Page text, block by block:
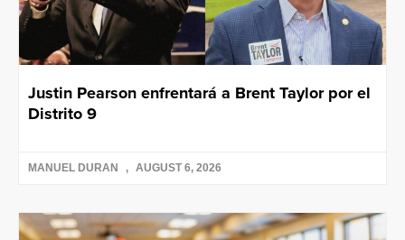
Justin Pearson enfrentará a Brent Taylor por el
Distrito 9
MANUEL DURAN AUGUST 6, 2026